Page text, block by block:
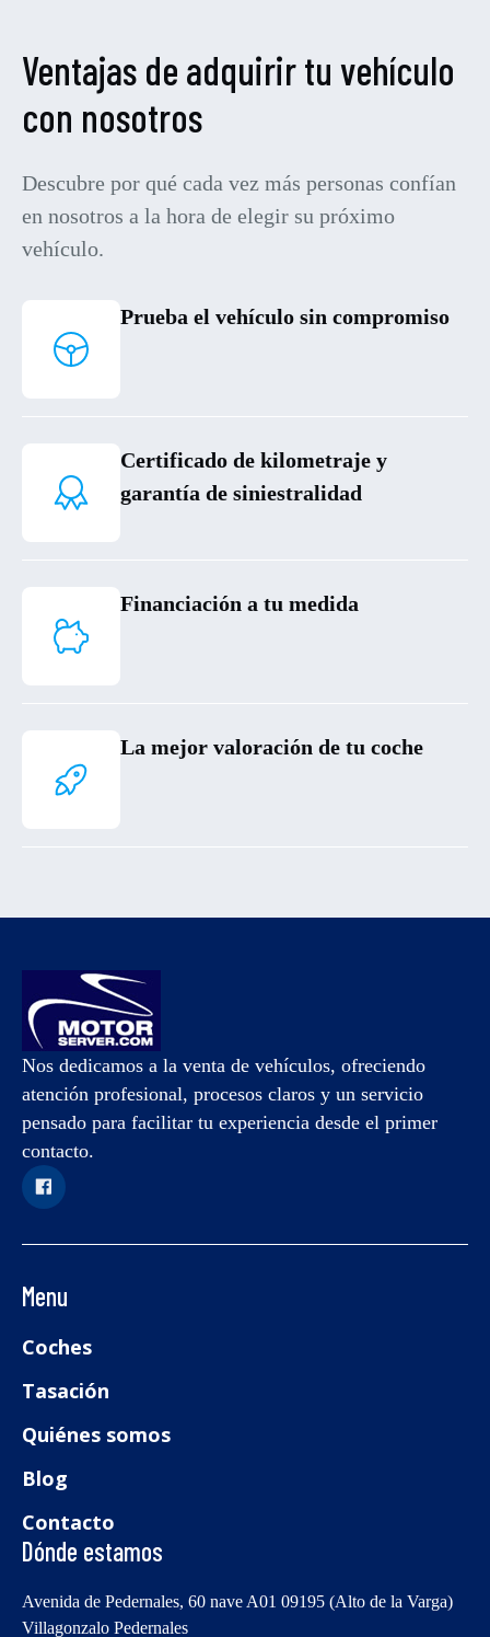
Ventajas de adquirir tu vehículo
con nosotros
Descubre por qué cada vez más personas confían
en nosotros a la hora de elegir su próximo
vehículo.
Prueba el vehículo sin compromiso
Certificado de kilometraje y
garantía de siniestralidad
Financiación a tu medida
La mejor valoración de tu coche
Nos dedicamos a la venta de vehículos, ofreciendo
atención profesional, procesos claros y un servicio
pensado para facilitar tu experiencia desde el primer
contacto.
Menu
Coches
Tasación
Quiénes somos
Blog
Contacto
Dónde estamos
Avenida de Pedernales, 60 nave A01 09195 (Alto de la Varga)
Villagonzalo Pedernales